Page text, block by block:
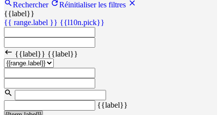
Rechercher
Réinitialiser les filtres
{{label}}
{{ range.label }} {{l10n.pick}}
{{label}} {{label}}
{{label}}